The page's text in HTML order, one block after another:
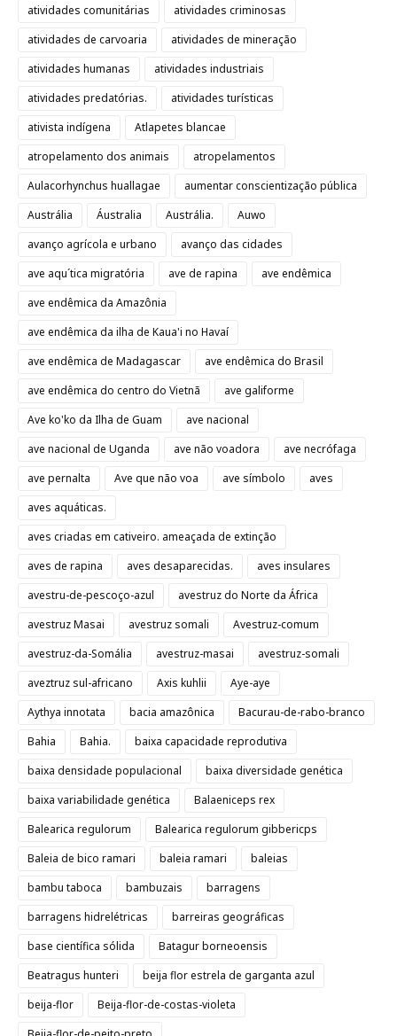
atividades comunitárias
atividades criminosas
atividades de carvoaria
atividades de mineração
atividades humanas
atividades industriais
atividades predatórias.
atividades turísticas
ativista indígena
Atlapetes blancae
atropelamento dos animais
atropelamentos
Aulacorhynchus huallagae
aumentar conscientização pública
Austrália
Áustralia Austrália.
Auwo
avanço agrícola e urbano
avanço das cidades
ave aqu´tica migratória
ave de rapina
ave endêmica
ave endêmica da Amazônia
ave endêmica da ilha de Kaua'i no Havaí
ave endêmica de Madagascar
ave endêmica do Brasil
ave endêmica do centro do Vietnã
ave galiforme
Ave ko'ko da Ilha de Guam
ave nacional
ave nacional de Uganda
ave não voadora
ave necrófaga
ave pernalta
Ave que não voa ave símbolo
aves
aves aquáticas.
aves criadas em cativeiro. ameaçada de extinção
aves de rapina
aves desaparecidas.
aves insulares
avestru-de-pescoço-azul
avestruz do Norte da África
avestruz Masai
avestruz somali
Avestruz-comum
avestruz-da-Somália
avestruz-masai
avestruz-somali
aveztruz sul-africano
Axis kuhlii
Aye-aye
Aythya innotata
bacia amazônica
Bacurau-de-rabo-branco
Bahia
Bahia.
baixa capacidade reprodutiva
baixa densidade populacional
baixa diversidade genética
baixa variabilidade genética
Balaeniceps rex
Balearica regulorum
Balearica regulorum gibbericps
Baleia de bico ramari
baleia ramari
baleias
bambu taboca
bambuzais
barragens
barragens hidrelétricas
barreiras geográficas
base científica sólida
Batagur borneoensis
Beatragus hunteri
beija flor estrela de garganta azul
beija-flor
Beija-flor-de-costas-violeta